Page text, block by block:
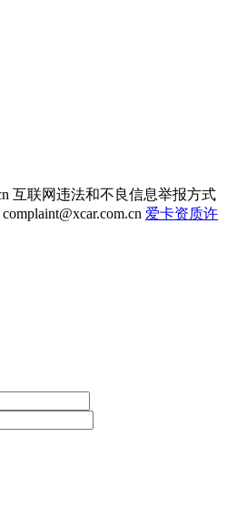
互联网违法和不良信息举报方式
complaint@xcar.com.cn 爱卡资质许